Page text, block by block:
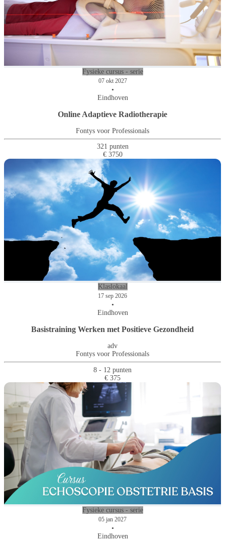
Fysieke cursus - serie
07 okt 2027
•
Eindhoven
Online Adaptieve Radiotherapie
Fontys voor Professionals
321 punten
€ 3750
Klaslokaal
17 sep 2026
•
Eindhoven
Basistraining Werken met Positieve Gezondheid
adv
Fontys voor Professionals
8 - 12 punten
€ 375
Fysieke cursus - serie
05 jan 2027
•
Eindhoven